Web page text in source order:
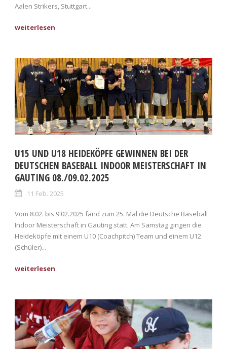
Aalen Strikers, Stuttgart...
U15 UND U18 HEIDEKÖPFE GEWINNEN BEI DER
DEUTSCHEN BASEBALL INDOOR MEISTERSCHAFT IN
GAUTING 08./09.02.2025
11 Feb. 2025
Vom 8.02. bis 9.02.2025 fand zum 25. Mal die Deutsche Baseball
Indoor Meisterschaft in Gauting statt. Am Samstag gingen die
Heideköpfe mit einem U10 (Coachpitch) Team und einem U12
(Schüler)...